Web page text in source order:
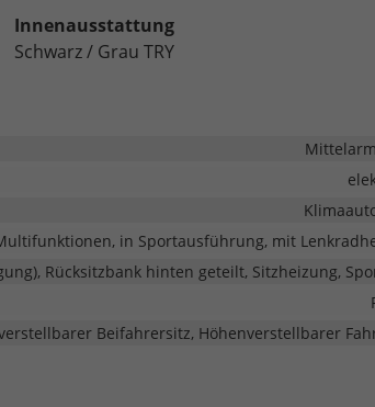
Innenausstattung
Schwarz / Grau TRY
in Sportausführung, mit
Rücksitzbank hinten geteilt, Sitzheizung,
Beifahrersitz, Höhenverstellbarer